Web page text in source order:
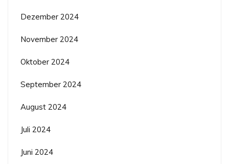
Dezember 2024
November 2024
Oktober 2024
September 2024
August 2024
Juli 2024
Juni 2024